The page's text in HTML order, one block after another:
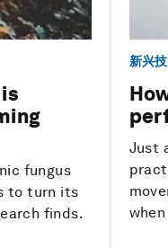
fungus
to turn its
finds.
新兴
Just